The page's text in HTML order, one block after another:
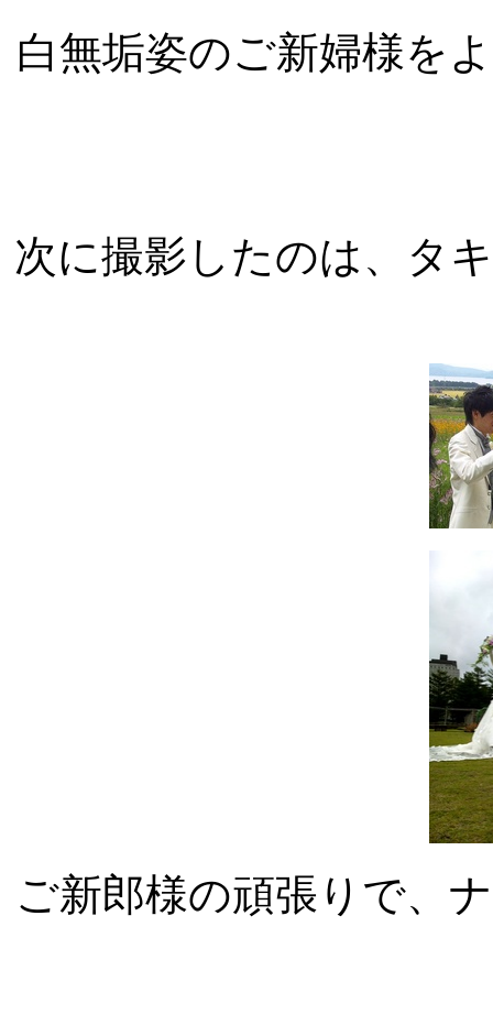
白無垢姿のご新婦様を
次に撮影したのは、タ
ご新郎様の頑張りで、